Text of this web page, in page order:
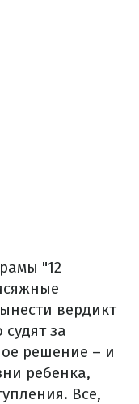
"12
вердикт
за
решение – и
ребенка,
Все,